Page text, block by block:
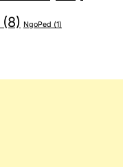
(8) NgoPed (1)